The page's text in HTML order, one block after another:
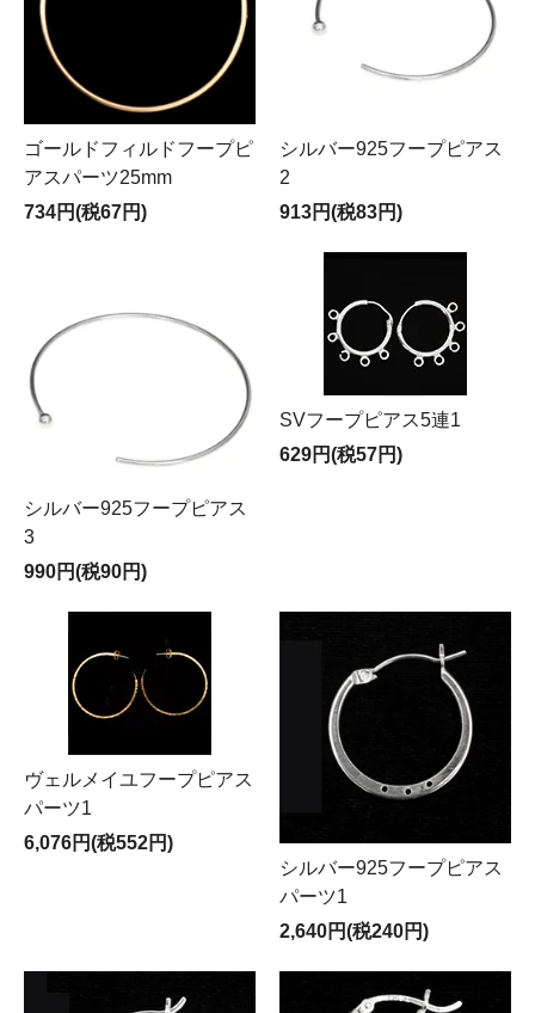
ゴールドフィルドフープピ
アスパーツ25mm
734円(税67円)
シルバー925フープピアス
2
913円(税83円)
シルバー925フープピアス
3
990円(税90円)
SVフープピアス5連1
629円(税57円)
ヴェルメイユフープピアス
パーツ1
6,076円(税552円)
シルバー925フープピアス
パーツ1
2,640円(税240円)